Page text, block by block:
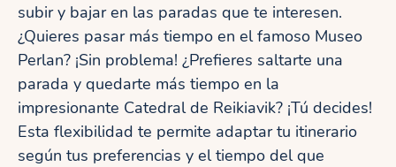
subir y bajar en las paradas que te interesen.
¿Quieres pasar más tiempo en el famoso Museo
Perlan? ¡Sin problema! ¿Prefieres saltarte una
parada y quedarte más tiempo en la
impresionante Catedral de Reikiavik? ¡Tú decides!
Esta flexibilidad te permite adaptar tu itinerario
según tus preferencias y el tiempo del que